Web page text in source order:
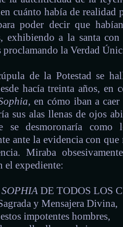
cuánto había de realidad
poder decir que
exhibiendo a la santa
proclamando la Verdad
de la Potestad se
hacía treinta años, en
, en cómo iban a
sus alas llenas de ojos
se desmoronaría
ante la evidencia con
Miraba
el expediente:
DE TODOS LOS
y Mensajera Divina,
impotentes hombres,